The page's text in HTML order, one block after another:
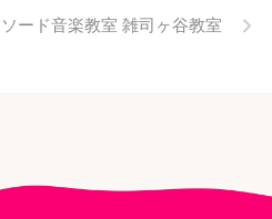
ード音楽教室 雑司ヶ谷教室